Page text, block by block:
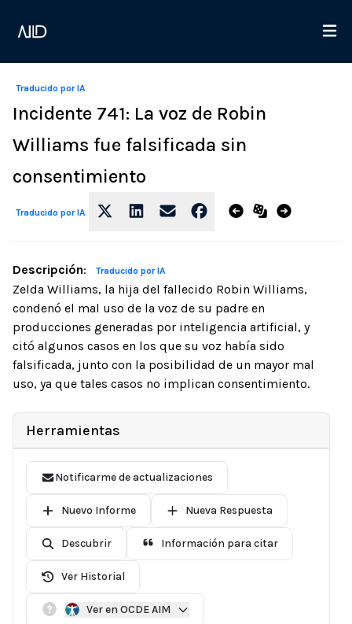
Traducido por IA
Incidente 741: La voz de Robin
Williams fue falsificada sin
consentimiento
Traducido por IA
Descripción: Traducido por IA
Zelda Williams, la hija del fallecido Robin Williams,
condenó el mal uso de la voz de su padre en
producciones generadas por inteligencia artificial, y
citó algunos casos en los que su voz había sido
falsificada, junto con la posibilidad de un mayor mal
uso, ya que tales casos no implican consentimiento.
Herramientas
Notificarme de actualizaciones
Nuevo Informe Nueva Respuesta
Descubrir Información para citar
Ver Historial
Ver en OCDE AIM